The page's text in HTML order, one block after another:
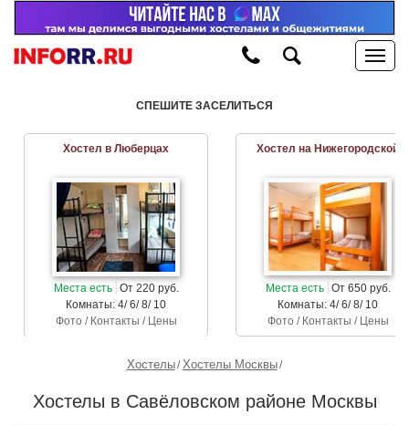
СПЕШИТЕ ЗАСЕЛИТЬСЯ
Хостел в Люберцах
Места есть От 220 руб.
Комнаты: 4/ 6/ 8/ 10
Фото / Контакты / Цены
Хостел на Нижегородской
Места есть От 650 руб.
Комнаты: 4/ 6/ 8/ 10
Фото / Контакты / Цены
Хостелы Хостелы Москвы
Хостелы в Савёловском районе Москвы